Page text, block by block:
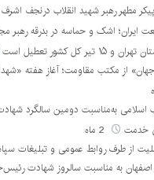
مطهر رهبر شهید انقلاب درنجف اشرف
ایران؛ اشک و حماسه در بدرقه رهبر
از مکتب مقاومت؛ آغاز هفته
اسلامی به‌مناسبت دومین سالگرد
خدمت
از طرف روابط عمومی و تبلیغات
به مناسبت سالروز شهادت